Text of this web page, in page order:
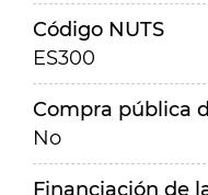
Código NUTS
ES300
Compra pública
No
Financiación de